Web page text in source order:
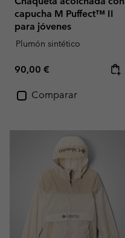
capucha M Puffect™ II
para jóvenes
Plumón sintético
Regular price:
90,00 €
Comparar